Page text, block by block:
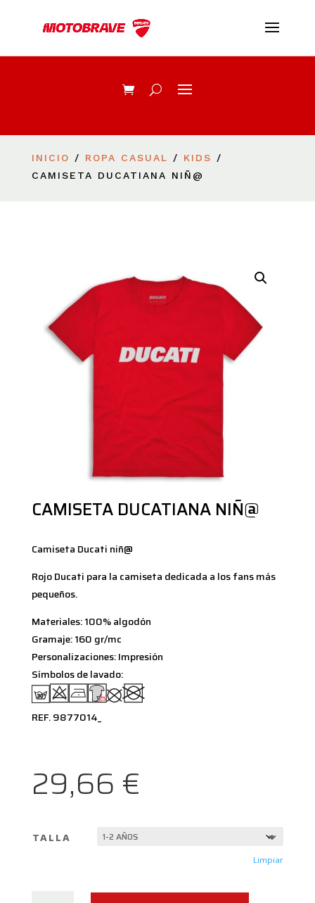
INICIO / ROPA CASUAL / KIDS
/
CAMISETA DUCATIANA NIÑ@
CAMISETA DUCATIANA NIÑ@
Camiseta Ducati niñ@
Rojo Ducati para la camiseta dedicada a los fans más
pequeños.
Materiales: 100% algodón
Gramaje: 160 gr/mc
Personalizaciones: Impresión
Símbolos de lavado:
REF. 9877014_
29,66 €
TALLA
Limpiar